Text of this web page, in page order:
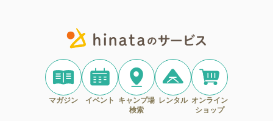
マガジン イベント
キャンプ場
検索
レンタル オンライン
ショップ